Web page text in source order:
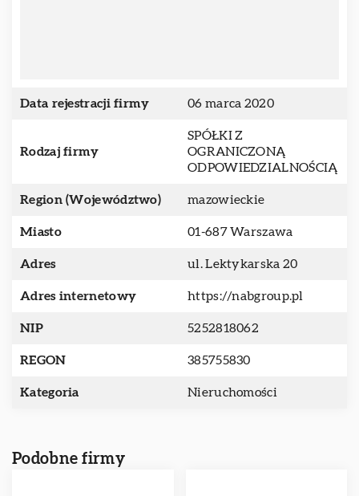
Data rejestracji firmy 06 marca 2020
Rodzaj firmy
SPÓŁKI Z
OGRANICZONĄ
ODPOWIEDZIALNOŚCIĄ
Region (Województwo) mazowieckie
Miasto 01-687 Warszawa
Adres ul. Lektykarska 20
Adres internetowy https://nabgroup.pl
NIP 5252818062
REGON 385755830
Kategoria Nieruchomości
Podobne firmy